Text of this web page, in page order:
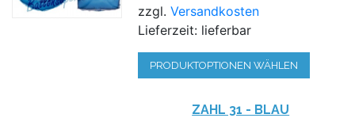
zzgl.Versandkosten
Lieferzeit: lieferbar
PRODUKTOPTIONEN WÄHLEN
ZAHL 31 - BLAU